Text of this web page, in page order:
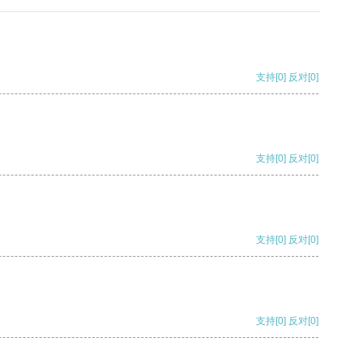
支持[0] 反对[0]
支持[0] 反对[0]
支持[0] 反对[0]
支持[0] 反对[0]